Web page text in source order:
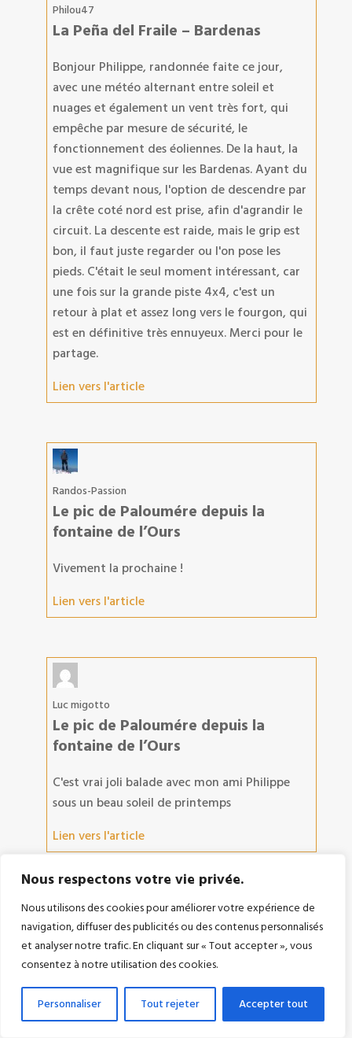
Nous respectons votre vie privée.
Nous utilisons des cookies pour améliorer votre expérience de
navigation, diffuser des publicités ou des contenus personnalisés
et analyser notre trafic. En cliquant sur « Tout accepter », vous
consentez à notre utilisation des cookies.
Personnaliser Tout rejeter Accepter tout
Philou47
La Peña del Fraile – Bardenas
Bonjour Philippe, randonnée faite ce jour,
avec une météo alternant entre soleil et
nuages et également un vent très fort, qui
empêche par mesure de sécurité, le
fonctionnement des éoliennes. De la haut, la
vue est magnifique sur les Bardenas. Ayant du
temps devant nous, l'option de descendre par
la crête coté nord est prise, afin d'agrandir le
circuit. La descente est raide, mais le grip est
bon, il faut juste regarder ou l'on pose les
pieds. C'était le seul moment intéressant, car
une fois sur la grande piste 4x4, c'est un
retour à plat et assez long vers le fourgon, qui
est en définitive très ennuyeux. Merci pour le
partage.
Lien vers l'article
Randos-Passion
Le pic de Paloumére depuis la
fontaine de l’Ours
Vivement la prochaine !
Lien vers l'article
Luc migotto
Le pic de Paloumére depuis la
fontaine de l’Ours
C'est vrai joli balade avec mon ami Philippe
sous un beau soleil de printemps
Lien vers l'article
Randos-Passion
La Laguna Negra et le Pico de
Urbión
Merci beaucoup pour ton message ! Ça fait